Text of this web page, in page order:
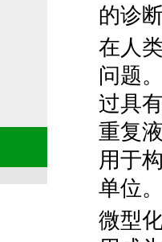
的诊
在人
问题
过具
重复
用于
单位
微型